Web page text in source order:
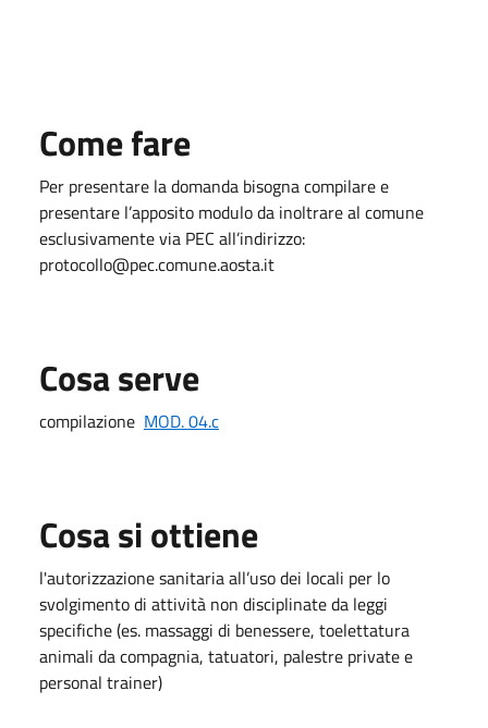
Come fare
Per presentare la domanda bisogna compilare e
presentare l’apposito modulo da inoltrare al comune
esclusivamente via PEC all’indirizzo:
protocollo@pec.comune.aosta.it
Cosa serve
compilazione MOD. 04.c
Cosa si ottiene
l'autorizzazione sanitaria all’uso dei locali per lo
svolgimento di attività non disciplinate da leggi
specifiche (es. massaggi di benessere, toelettatura
animali da compagnia, tatuatori, palestre private e
personal trainer)